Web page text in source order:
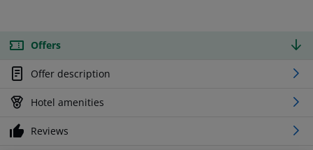
Offers
Offer description
Hotel amenities
Reviews